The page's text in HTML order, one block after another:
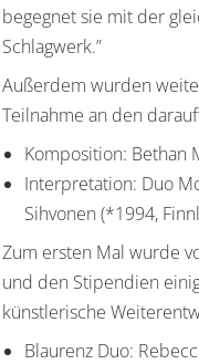
begegnet sie mit der
Schlagwerk.”
Außerdem wurden
Teilnahme an den
Komposition: Bethan
Interpretation: Duo
Sihvonen (*1994,
Zum ersten Mal wurde
und den Stipendien
künstlerische
Blaurenz Duo: